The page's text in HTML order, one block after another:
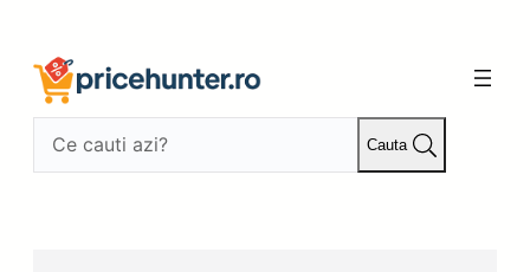
conținut
Cauta